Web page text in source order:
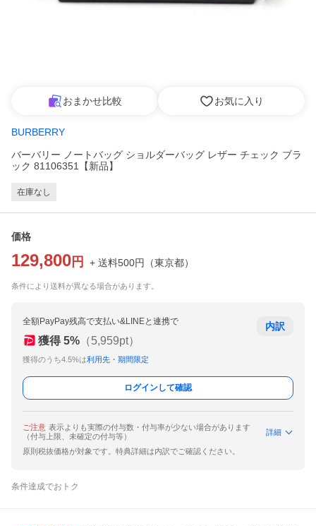
おまかせ比較 お気に入り
BURBERRY
バーバリー ノートバッグ ショルダーバッグ レザー チェック ブラ
ック 81106351【新品】
在庫なし
価格
129,800 円 + 送料500円 （東京都）
条件により送料が異なる場合があります。
全額PayPay残高で支払い&LINEと連携で
獲得 5% （5,959pt）
獲得のうち4.5%は利用先・期間限定
内訳
ログインして確認
ご注意 表示よりも実際の付与数・付与率が少ない場合があります
（付与上限、未確定の付与等）
詳細
原則税抜価格が対象です。特典詳細は内訳でご確認ください。
条件達成でおトク